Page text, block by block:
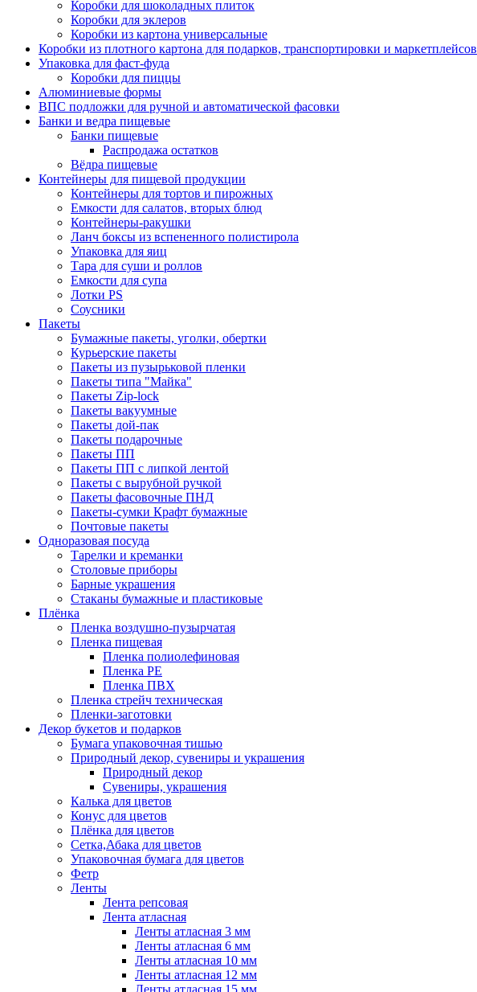
Коробки для шоколадных плиток
Коробки для эклеров
Коробки из картона универсальные
Коробки из плотного картона для подарков, транспортировки и маркетплейсов
Упаковка для фаст-фуда
Коробки для пиццы
Алюминиевые формы
ВПС подложки для ручной и автоматической фасовки
Банки и ведра пищевые
Банки пищевые
Распродажа остатков
Вёдра пищевые
Контейнеры для пищевой продукции
Контейнеры для тортов и пирожных
Емкости для салатов, вторых блюд
Контейнеры-ракушки
Ланч боксы из вспененного полистирола
Упаковка для яиц
Тара для суши и роллов
Емкости для супа
Лотки PS
Соусники
Пакеты
Бумажные пакеты, уголки, обертки
Курьерские пакеты
Пакеты из пузырьковой пленки
Пакеты типа "Майка"
Пакеты Zip-lock
Пакеты вакуумные
Пакеты дой-пак
Пакеты подарочные
Пакеты ПП
Пакеты ПП с липкой лентой
Пакеты с вырубной ручкой
Пакеты фасовочные ПНД
Пакеты-сумки Крафт бумажные
Почтовые пакеты
Одноразовая посуда
Тарелки и креманки
Столовые приборы
Барные украшения
Стаканы бумажные и пластиковые
Плёнка
Пленка воздушно-пузырчатая
Пленка пищевая
Пленка полиолефиновая
Пленка PE
Пленка ПВХ
Пленка стрейч техническая
Пленки-заготовки
Декор букетов и подарков
Бумага упаковочная тишью
Природный декор, сувениры и украшения
Природный декор
Сувениры, украшения
Калька для цветов
Конус для цветов
Плёнка для цветов
Сетка,Абака для цветов
Упаковочная бумага для цветов
Фетр
Ленты
Лента репсовая
Лента атласная
Ленты атласная 3 мм
Ленты атласная 6 мм
Ленты атласная 10 мм
Ленты атласная 12 мм
Ленты атласная 15 мм